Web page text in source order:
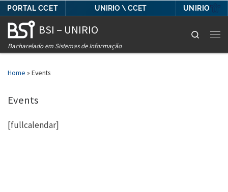
PORTAL CCET UNIRIO \ CCET UNIRIO
Skip to content
BSI – UNIRIO
Bacharelado em Sistemas de Informação
Search
Home » Events
Events
[fullcalendar]